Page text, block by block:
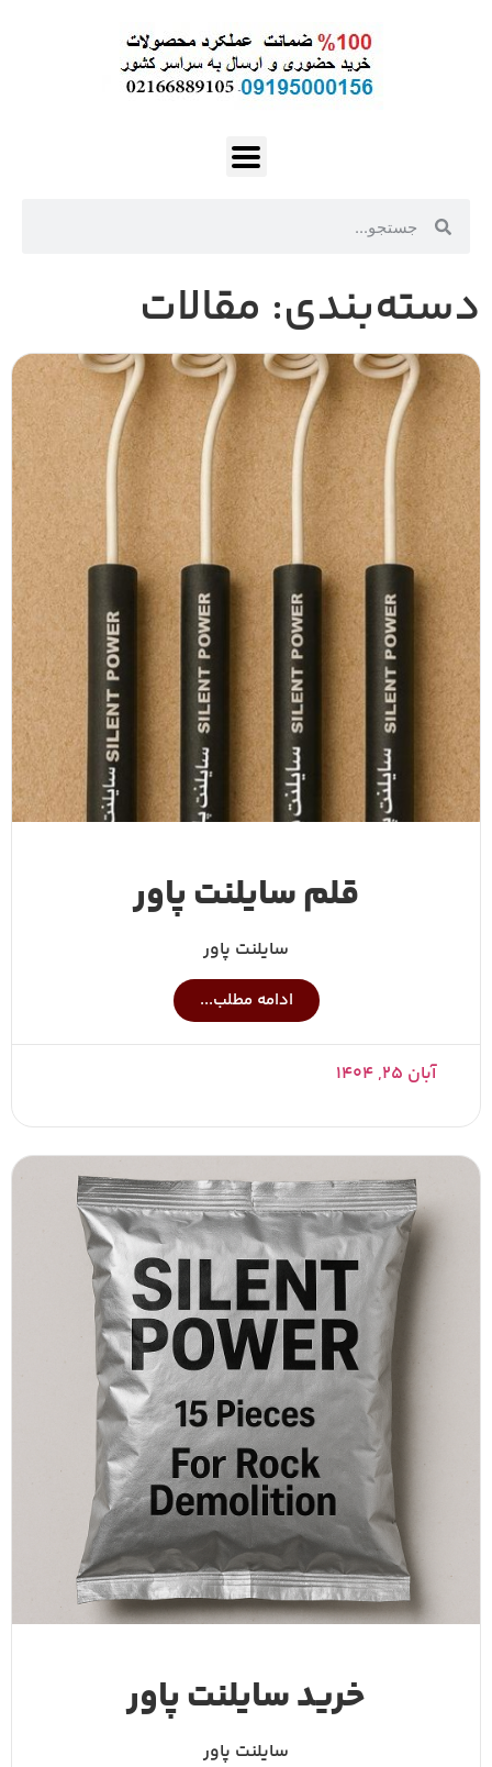
دسته‌بندی: مقالات
قلم سایلنت پاور
سایلنت پاور
ادامه مطلب...
آبان ۲۵, ۱۴۰۴
خرید سایلنت پاور
سایلنت پاور